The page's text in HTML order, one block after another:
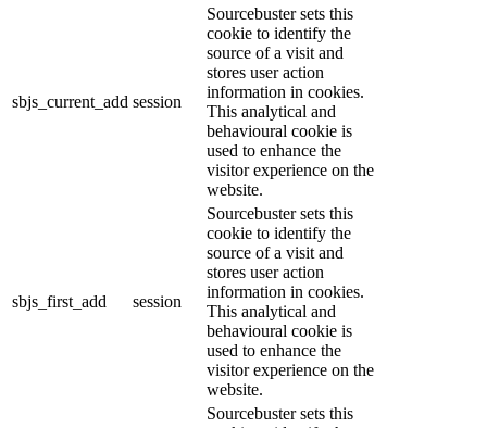
sbjs_current_add session
Sourcebuster sets this
cookie to identify the
source of a visit and
stores user action
information in cookies.
This analytical and
behavioural cookie is
used to enhance the
visitor experience on the
website.
sbjs_first_add session
Sourcebuster sets this
cookie to identify the
source of a visit and
stores user action
information in cookies.
This analytical and
behavioural cookie is
used to enhance the
visitor experience on the
website.
Sourcebuster sets this